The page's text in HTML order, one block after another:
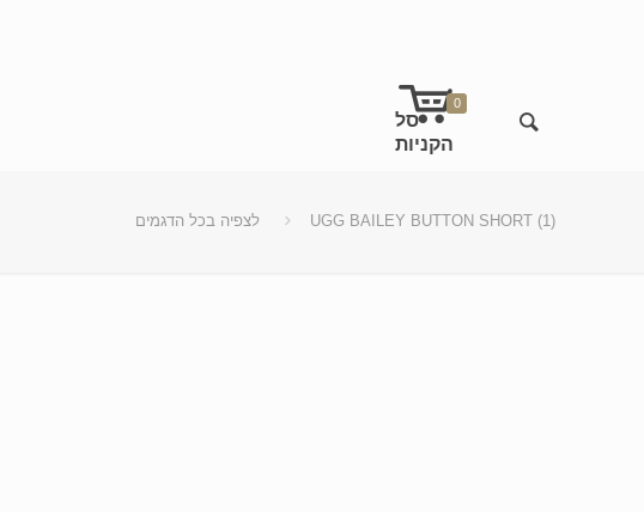
0
לצפיה בכל הדגמים UGG BAILEY BUTTON SHORT (1)